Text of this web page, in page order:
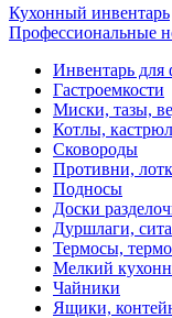
Кухонный инвентарь
Профессиональные
Инвентарь для
Гастроемкости
Миски, тазы,
Котлы,
Сковороды
Противни,
Подносы
Доски
Дуршлаги, сита
Термосы,
Мелкий
Чайники
Ящики,